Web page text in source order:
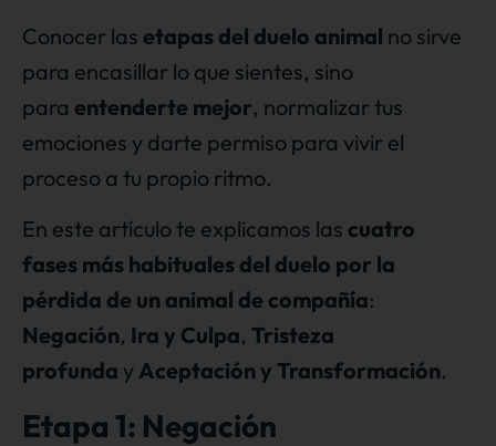
Conocer las etapas del duelo animal no sirve
para encasillar lo que sientes, sino
para entenderte mejor, normalizar tus
emociones y darte permiso para vivir el
proceso a tu propio ritmo.
En este artículo te explicamos las cuatro
fases más habituales del duelo por la
pérdida de un animal de compañía:
Negación, Ira y Culpa, Tristeza
profunda y Aceptación y Transformación.
Etapa 1: Negación